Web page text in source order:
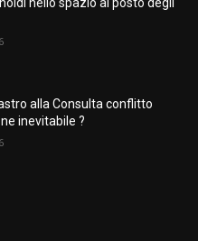
nello spazio al posto degli
alla Consulta conflitto
inevitabile ?